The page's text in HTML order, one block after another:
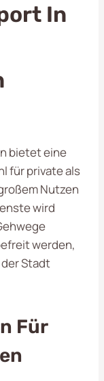
In
bietet eine
für private als
Nutzen
wird
werden,
Stadt
Für